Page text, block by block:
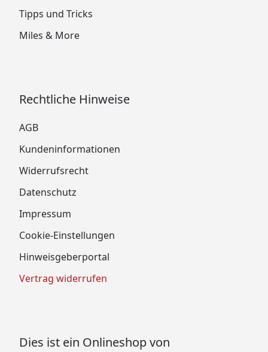
Tipps und Tricks
Miles & More
Rechtliche Hinweise
AGB
Kundeninformationen
Widerrufsrecht
Datenschutz
Impressum
Cookie-Einstellungen
Hinweisgeberportal
Vertrag widerrufen
Dies ist ein Onlineshop von